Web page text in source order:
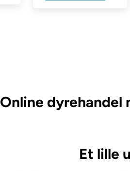
Online dyrehandel
Et lille